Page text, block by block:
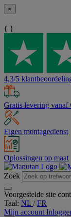
×
{ }
4,3/5
Gratis levering vanaf
Eigen montagedienst
Oplossingen op maat
Zoek
Voorgestelde site
Taal: NL /FR
Mijn account